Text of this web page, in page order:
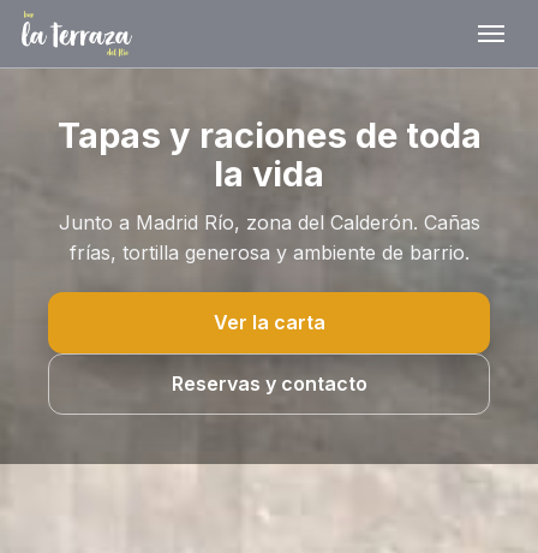
Tapas y raciones de toda
la vida
Junto a Madrid Río, zona del Calderón. Cañas
frías, tortilla generosa y ambiente de barrio.
Ver la carta
Reservas y contacto